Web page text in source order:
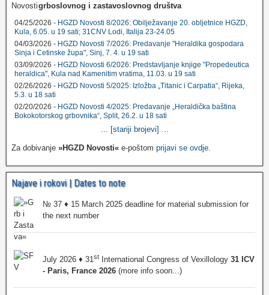
grboslovnog i zastavoslovnog društva
04/25/2026 - HGZD Novosti 8/2026: Obilježavanje 20. obljetnice HGZD,
Kula, 6.05. u 19 sati; 31CNV Lodi, Italija 23-24.05
04/03/2026 - HGZD Novosti 7/2026: Predavanje "Heraldika gospodara
Sinja i Cetinske župa", Sinj, 7. 4. u 19 sati
03/09/2026 - HGZD Novosti 6/2026: Predstavljanje knjige "Propedeutica
heraldica", Kula nad Kamenitim vratima, 11.03. u 19 sati
02/26/2026 - HGZD Novosti 5/2025: Izložba „Titanic i Carpatia“, Rijeka,
5.3. u 18 sati
02/20/2026 - HGZD Novosti 4/2025: Predavanje „Heraldička baština
Bokokotorskog grbovnika“, Split, 26.2. u 18 sati
... [stariji brojevi] ...
Za dobivanje »HGZD Novosti« e-poštom prijavi se ovdje.
Najave i rokovi | Dates to note
№ 37 ♦ 15 March 2025 deadline for material submission for
the next number
July 2026 ♦ 31st International Congress of Vexillology 31 ICV
- Paris, France 2026 (more info soon...)